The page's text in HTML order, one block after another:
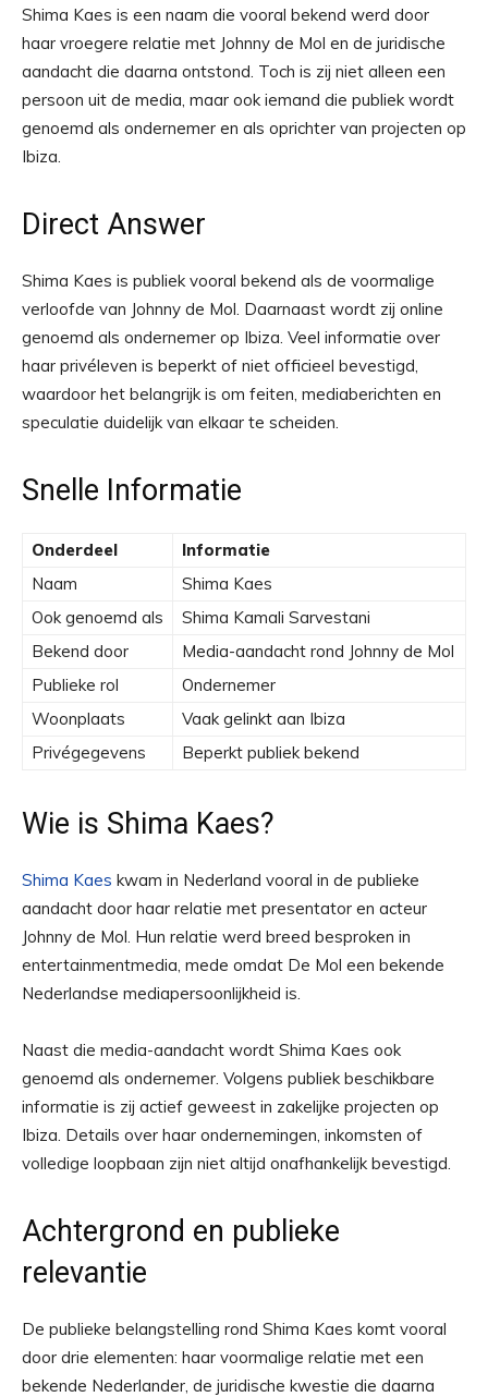
Shima Kaes is een naam die vooral bekend werd door
haar vroegere relatie met Johnny de Mol en de juridische
aandacht die daarna ontstond. Toch is zij niet alleen een
persoon uit de media, maar ook iemand die publiek wordt
genoemd als ondernemer en als oprichter van projecten op
Ibiza.
Direct Answer
Shima Kaes is publiek vooral bekend als de voormalige
verloofde van Johnny de Mol. Daarnaast wordt zij online
genoemd als ondernemer op Ibiza. Veel informatie over
haar privéleven is beperkt of niet officieel bevestigd,
waardoor het belangrijk is om feiten, mediaberichten en
speculatie duidelijk van elkaar te scheiden.
Snelle Informatie
Onderdeel
Informatie
Naam
Shima Kaes
Ook genoemd als
Shima Kamali Sarvestani
Bekend door
Media-aandacht rond Johnny de Mol
Publieke rol
Ondernemer
Woonplaats
Vaak gelinkt aan Ibiza
Privégegevens
Beperkt publiek bekend
Wie is Shima Kaes?
Shima Kaes kwam in Nederland vooral in de publieke
aandacht door haar relatie met presentator en acteur
Johnny de Mol. Hun relatie werd breed besproken in
entertainmentmedia, mede omdat De Mol een bekende
Nederlandse mediapersoonlijkheid is.
Naast die media-aandacht wordt Shima Kaes ook
genoemd als ondernemer. Volgens publiek beschikbare
informatie is zij actief geweest in zakelijke projecten op
Ibiza. Details over haar ondernemingen, inkomsten of
volledige loopbaan zijn niet altijd onafhankelijk bevestigd.
Achtergrond en publieke
relevantie
De publieke belangstelling rond Shima Kaes komt vooral
door drie elementen: haar voormalige relatie met een
bekende Nederlander, de juridische kwestie die daarna